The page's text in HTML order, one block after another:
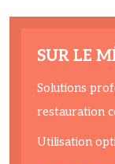
SUR LE
Solutions
restauration
Utilisation